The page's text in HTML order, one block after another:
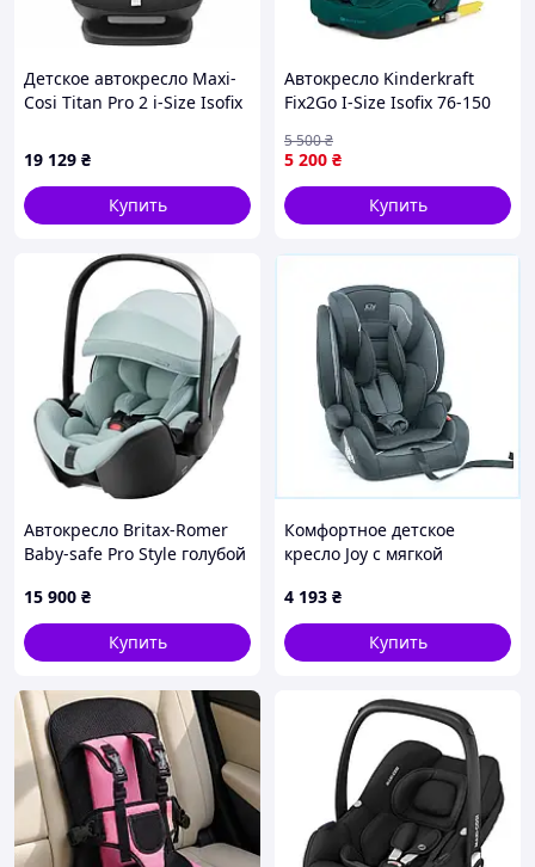
Детское автокресло Maxi-
Cosi Titan Pro 2 i-Size Isofix
19 129 ₴
Купить
Автокресло Kinderkraft
Fix2Go I-Size Isofix 76-150
5 200 ₴
5 500₴
Купить
Автокресло Britax-Romer
Baby-safe Pro Style голубой
15 900 ₴
Купить
Комфортное детское
кресло Joy с мягкой
C90X040H55
4 193 ₴
Купить